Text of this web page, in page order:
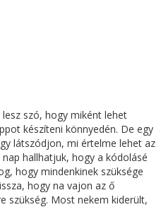
lesz szó, hogy miként lehet
készíteni könnyedén. De egy
látszódjon, mi értelme lehet az
hallhatjuk, hogy a kódolásé
hogy mindenkinek szüksége
hogy na vajon az ő
szükség. Most nekem kiderült,